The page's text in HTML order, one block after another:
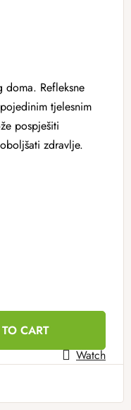
doma. Refleksne
tjelesnim
pospješiti
zdravlje.
CART
Watch